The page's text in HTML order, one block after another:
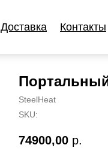
Доставка Контакты
Доставка Контакты
SteelHeat
SKU:
74900,00 р.